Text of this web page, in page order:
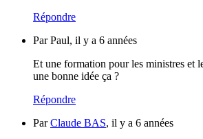
Répondre
Par Paul, il y a 6 années
Et une formation pour les ministres et
une bonne idée ça ?
Répondre
ParClaude BAS, il y a 6 années